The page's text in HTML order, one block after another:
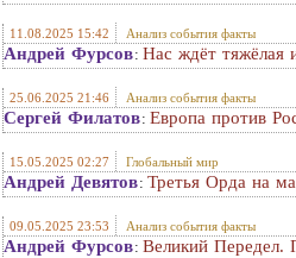
11.08.2025 15:42 Анализ события факты
Андрей Фурсов: Нас ждёт тяжёлая
25.06.2025 21:46 Анализ события факты
Сергей Филатов: Европа против
15.05.2025 02:27 Глобальный мир
Андрей Девятов: Третья Орда на
09.05.2025 23:53 Анализ события факты
Андрей Фурсов: Великий Передел.